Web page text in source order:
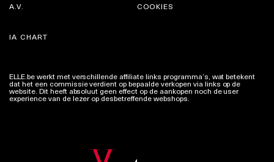
A.V.
IA CHART
COOKIES
ELLE.be werkt met verschillende affiliate links programma’s, wat betekent
dat het een commissie verdient op bepaalde verkopen via links op de
website. Dit heeft absoluut geen effect op de aankopen noch de user
experience van de lezer op desbetreffende webshops.